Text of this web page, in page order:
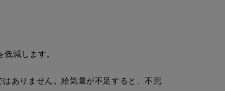
減します。
ありません。給気量が不足すると、不完